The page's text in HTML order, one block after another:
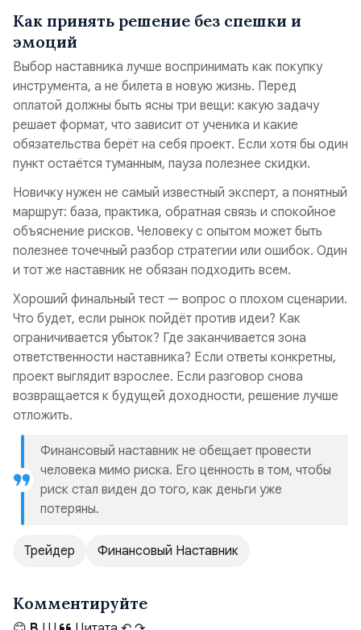
Как принять решение без спешки и
эмоций
Выбор наставника лучше воспринимать как покупку
инструмента, а не билета в новую жизнь. Перед
оплатой должны быть ясны три вещи: какую задачу
решает формат, что зависит от ученика и какие
обязательства берёт на себя проект. Если хотя бы один
пункт остаётся туманным, пауза полезнее скидки.
Новичку нужен не самый известный эксперт, а понятный
маршрут: база, практика, обратная связь и спокойное
объяснение рисков. Человеку с опытом может быть
полезнее точечный разбор стратегии или ошибок. Один
и тот же наставник не обязан подходить всем.
Хороший финальный тест — вопрос о плохом сценарии.
Что будет, если рынок пойдёт против идеи? Как
ограничивается убыток? Где заканчивается зона
ответственности наставника? Если ответы конкретны,
проект выглядит взрослее. Если разговор снова
возвращается к будущей доходности, решение лучше
отложить.
Финансовый наставник не обещает провести
человека мимо риска. Его ценность в том, чтобы
риск стал виден до того, как деньги уже
потеряны.
Трейдер Финансовый Наставник
Комментируйте